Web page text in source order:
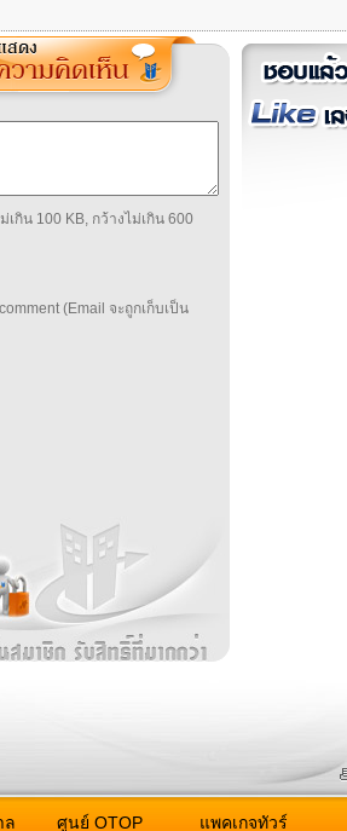
กิน 100 KB, กว้างไม่เกิน 600
(Email จะถูกเก็บเป็น
ล ศูนย์ OTOP แพคเกจทัวร์